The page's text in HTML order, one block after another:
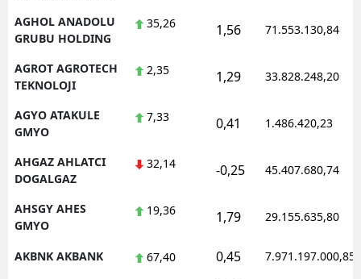
AGHOL ANADOLU
GRUBU HOLDING
35,26 1,56 71.553.130,84
AGROT AGROTECH
TEKNOLOJI
2,35 1,29 33.828.248,20
AGYO ATAKULE
GMYO
7,33 0,41 1.486.420,23
AHGAZ AHLATCI
DOGALGAZ
32,14 -0,25 45.407.680,74
AHSGY AHES
GMYO
19,36 1,79 29.155.635,80
AKBNK AKBANK 67,40 0,45 7.971.197.000,85